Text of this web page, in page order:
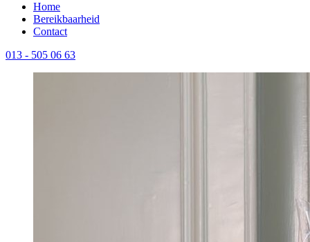
Home
Bereikbaarheid
Contact
013 - 505 06 63